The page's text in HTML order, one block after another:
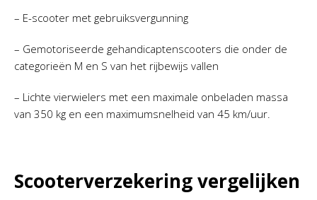
– E-scooter met gebruiksvergunning
– Gemotoriseerde gehandicaptenscooters die onder de
categorieën M en S van het rijbewijs vallen
– Lichte vierwielers met een maximale onbeladen massa
van 350 kg en een maximumsnelheid van 45 km/uur.
Scooterverzekering vergelijken